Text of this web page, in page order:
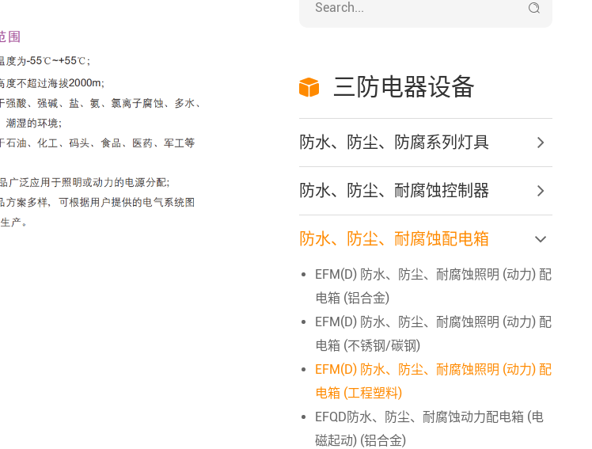

 三防电器设备
防水、防尘、防腐系列灯具
防水、防尘、耐腐蚀控制器
防水、防尘、耐腐蚀配电箱
EFM(D) 防水、防尘、耐腐蚀照明 (动力) 配
电箱 (铝合金)
EFM(D) 防水、防尘、耐腐蚀照明 (动力) 配
电箱 (不锈钢/碳钢)
EFM(D) 防水、防尘、耐腐蚀照明 (动力) 配
电箱 (工程塑料)
EFQD防水、防尘、耐腐蚀动力配电箱 (电
磁起动) (铝合金)